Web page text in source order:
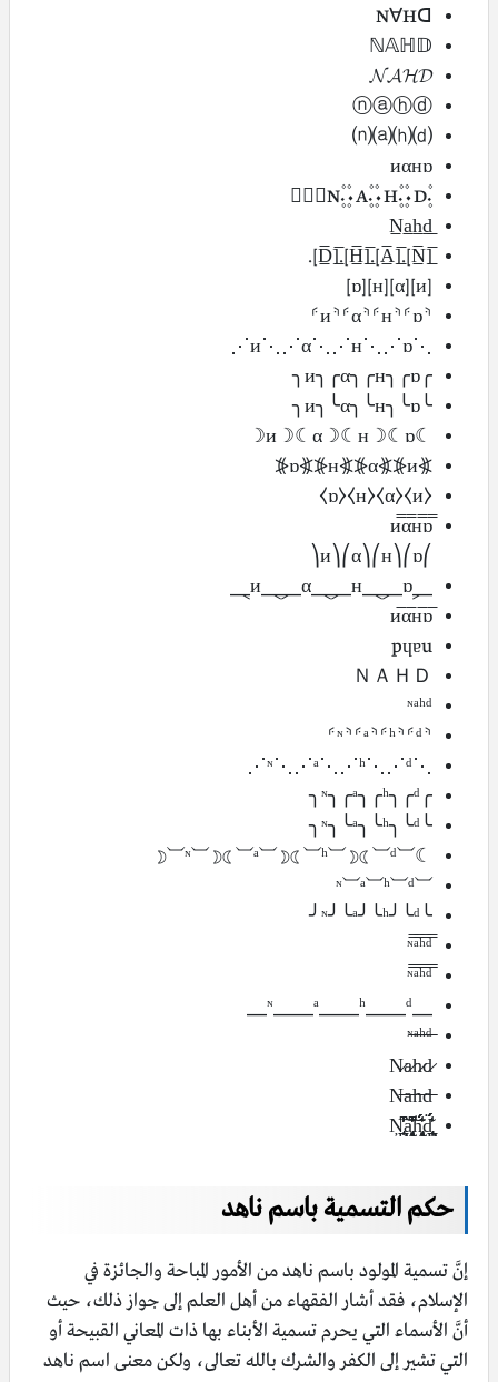
N∀Hᗡ
ℕ𝔸ℍ𝔻
𝓝𝓐𝓗𝓓
ⓝⓐⓗⓓ
⒩⒜⒣⒟
иαнɒ
۰۪۫N۪۫۰۰۪۫A۪۫۰۰۪۫H۪۫۰۰۪۫D۪۫۰
[̲̅N̲̅].[̲̅A̲̅].[̲̅H̲̅].[̲̅D̲̅].
[и][α][н][ɒ]
⸄и⸅⸄α⸅⸄н⸅⸄ɒ⸅
⋰и⋱⋰α⋱⋰н⋱⋰ɒ⋱
╭и╮╭α╮╭н╮╭ɒ╮
╰и╮╰α╮╰н╮╰ɒ╮
☾и☽☾α☽☾н☽☾ɒ☽
⦕и⦖⦕α⦖⦕н⦖⦕ɒ⦖
⧼и⧽⧼α⧽⧼н⧽⧼ɒ⧽
⎛и⎞⎛α⎞⎛н⎞⎛ɒ⎞
pɥɐu
ＮＡＨＤ
ᶰᵃʰᵈ
⸄ᶰ⸅⸄ᵃ⸅⸄ʰ⸅⸄ᵈ⸅
⋰ᶰ⋱⋰ᵃ⋱⋰ʰ⋱⋰ᵈ⋱
╭ᶰ╮╭ᵃ╮╭ʰ╮╭ᵈ╮
╰ᶰ╮╰ᵃ╮╰ʰ╮╰ᵈ╮
☾⏡ᶰ⏡☽☾⏡ᵃ⏡☽☾⏡ʰ⏡☽☾⏡ᵈ⏡☽
⏡ᶰ⏡ᵃ⏡ʰ⏡ᵈ
╰ᶰ╯╰ᵃ╯╰ʰ╯╰ᵈ╯
N̷a̷h̷d̷
حكم التسمية باسم ناهد
إنَّ تسمية المولود باسم ناهد من الأمور المباحة والجائزة في
الإسلام، فقد أشار الفقهاء من أهل العلم إلى جواز ذلك، حيث
أنَّ الأسماء التي يحرم تسمية الأبناء بها ذات المعاني القبيحة أو
التي تشير إلى الكفر والشرك بالله تعالى، ولكن معنى اسم ناهد